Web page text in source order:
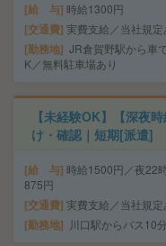
給 与 時給1300円
交通費 実費支給／当社規
勤務地 JR倉賀野駅から車
K／無料駐車場あり
【未経験OK】【深夜
け・確認｜短期[派遣]
給 与 時給1500円／夜22
875円
交通費 実費支給／当社規定
勤務地 川口駅からバス10分